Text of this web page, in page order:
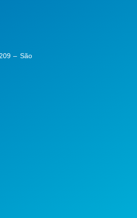
– São